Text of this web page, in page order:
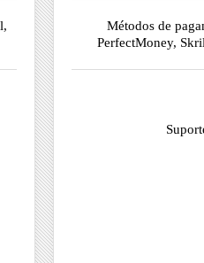
Métodos de
PerfectMoney,